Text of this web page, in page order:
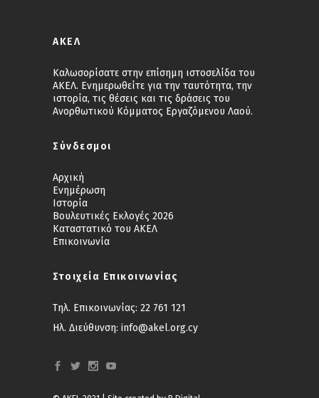
ΑΚΕΛ
Καλωσορίσατε στην επίσημη ιστοσελίδα του
ΑΚΕΛ. Ενημερωθείτε για την ταυτότητα, την
ιστορία, τις θέσεις και τις δράσεις του
Ανορθωτικού Κόμματος Εργαζόμενου Λαού.
Σύνδεσμοι
Αρχική
Ενημέρωση
Ιστορία
Βουλευτικές Εκλογές 2026
Καταστατικό του ΑΚΕΛ
Επικοινωνία
Στοιχεία Επικοινωνίας
Τηλ. Επικοινωνίας: 22 761 121
Ηλ. Διεύθυνση: info@akel.org.cy